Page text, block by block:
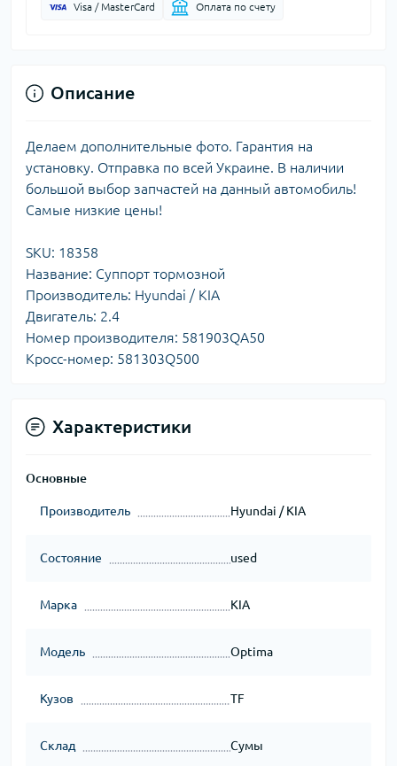
Visa / MasterCard Оплата по счету
Описание
Делаем дополнительные фото. Гарантия на
установку. Отправка по всей Украине. В наличии
большой выбор запчастей на данный автомобиль!
Самые низкие цены!
SKU: 18358
Название: Суппорт тормозной
Производитель: Hyundai / KIA
Двигатель: 2.4
Номер производителя: 581903QA50
Кросс-номер: 581303Q500
Характеристики
Основные
Производитель Hyundai / KIA
Состояние used
Марка KIA
Модель Optima
Кузов TF
Склад Сумы